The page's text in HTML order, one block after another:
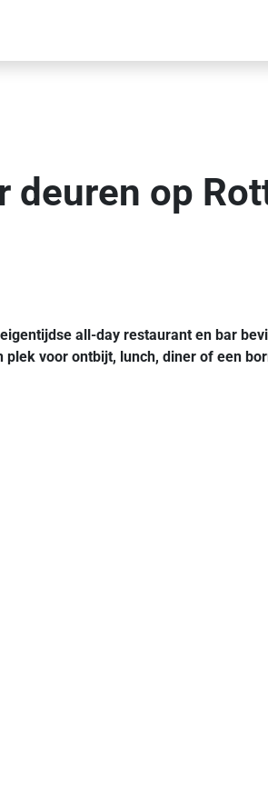
op
all-day restaurant en bar
voor ontbijt, lunch, diner of een